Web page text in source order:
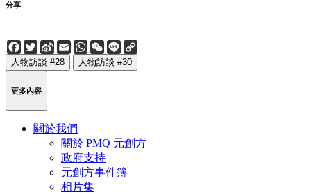
分享
Facebook
Twitter
Sina
Weibo
EmailWhatsApp
WeChat
Line
人物訪談 #28 人物訪談 #30
更多內容
關於我們
關於 PMQ 元創方
政府支持
元創方事件簿
相片集